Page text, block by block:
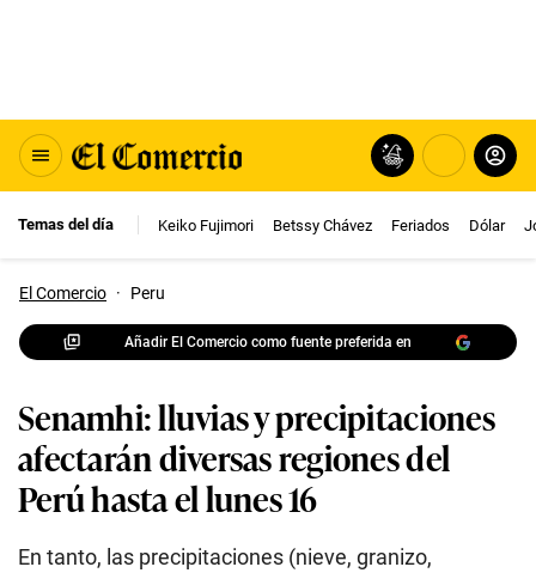
Temas del día Keiko Fujimori Betssy Chávez Feriados Dólar
El Comercio · Peru
Añadir El Comercio como fuente preferida en
Senamhi: lluvias y precipitaciones
afectarán diversas regiones del
Perú hasta el lunes 16
En tanto, las precipitaciones (nieve, granizo,